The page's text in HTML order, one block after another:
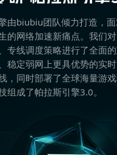
由biubiu团队倾力打造，
的网络加速新痛点。我们对
专线调度策略进行了全面
稳定弱网上更具优势的实
，同时部署了全球海量游
组成了帕拉斯引擎3.0。